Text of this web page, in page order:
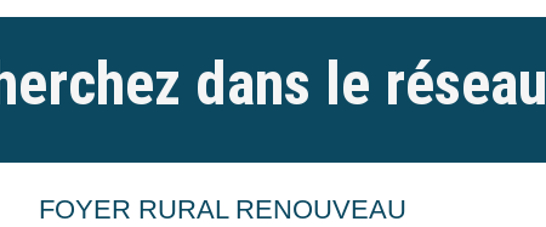
dans le réseau
FOYER RURAL RENOUVEAU